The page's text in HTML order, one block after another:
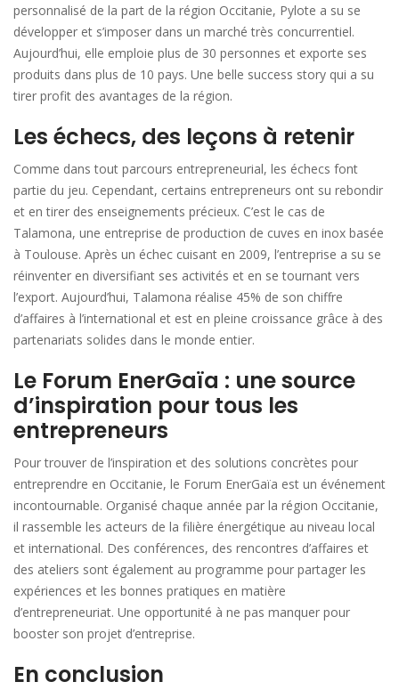
personnalisé de la part de la région Occitanie, Pylote a su se
développer et s’imposer dans un marché très concurrentiel.
Aujourd’hui, elle emploie plus de 30 personnes et exporte ses
produits dans plus de 10 pays. Une belle success story qui a su
tirer profit des avantages de la région.
Les échecs, des leçons à retenir
Comme dans tout parcours entrepreneurial, les échecs font
partie du jeu. Cependant, certains entrepreneurs ont su rebondir
et en tirer des enseignements précieux. C’est le cas de
Talamona, une entreprise de production de cuves en inox basée
à Toulouse. Après un échec cuisant en 2009, l’entreprise a su se
réinventer en diversifiant ses activités et en se tournant vers
l’export. Aujourd’hui, Talamona réalise 45% de son chiffre
d’affaires à l’international et est en pleine croissance grâce à des
partenariats solides dans le monde entier.
Le Forum EnerGaïa : une source
d’inspiration pour tous les
entrepreneurs
Pour trouver de l’inspiration et des solutions concrètes pour
entreprendre en Occitanie, le Forum EnerGaïa est un événement
incontournable. Organisé chaque année par la région Occitanie,
il rassemble les acteurs de la filière énergétique au niveau local
et international. Des conférences, des rencontres d’affaires et
des ateliers sont également au programme pour partager les
expériences et les bonnes pratiques en matière
d’entrepreneuriat. Une opportunité à ne pas manquer pour
booster son projet d’entreprise.
En conclusion